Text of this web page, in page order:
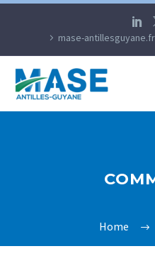
mase-antillesguyane.fr
Home